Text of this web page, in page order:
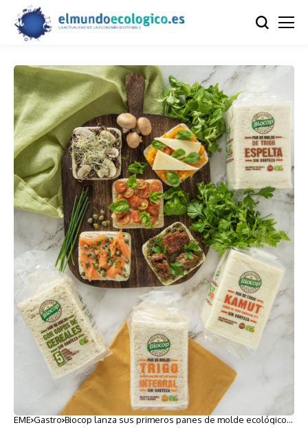
EME Gastro Biocop lanza sus primeros panes de molde ecológicos